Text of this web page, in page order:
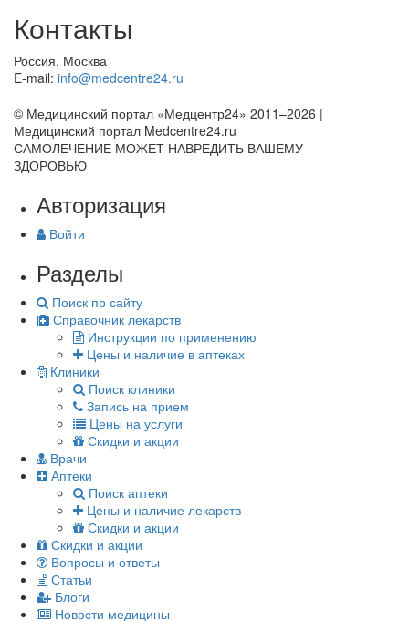
Контакты
Россия, Москва
E-mail: info@medcentre24.ru
© Медицинский портал «Медцентр24» 2011–2026 |
Медицинский портал Medcentre24.ru
САМОЛЕЧЕНИЕ МОЖЕТ НАВРЕДИТЬ ВАШЕМУ
ЗДОРОВЬЮ
Авторизация
Войти
Разделы
Поиск по сайту
Справочник лекарств
Инструкции по применению
Цены и наличие в аптеках
Клиники
Поиск клиники
Запись на прием
Цены на услуги
Скидки и акции
Врачи
Аптеки
Поиск аптеки
Цены и наличие лекарств
Скидки и акции
Скидки и акции
Вопросы и ответы
Статьи
Блоги
Новости медицины